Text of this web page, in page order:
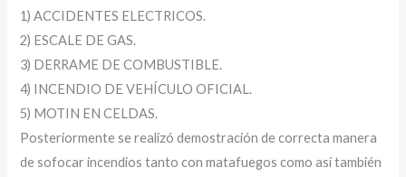
1) ACCIDENTES ELECTRICOS.
2) ESCALE DE GAS.
3) DERRAME DE COMBUSTIBLE.
4) INCENDIO DE VEHÍCULO OFICIAL.
5) MOTIN EN CELDAS.
Posteriormente se realizó demostración de correcta manera
de sofocar incendios tanto con matafuegos como así también